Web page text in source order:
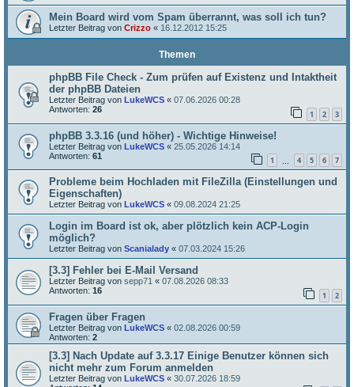
Mein Board wird vom Spam überrannt, was soll ich tun?
Letzter Beitrag von Crizzo « 16.12.2012 15:25
Themen
phpBB File Check - Zum prüfen auf Existenz und Intaktheit
der phpBB Dateien
Letzter Beitrag von LukeWCS « 07.06.2026 00:28
Antworten: 26 1 2 3
phpBB 3.3.16 (und höher) - Wichtige Hinweise!
Letzter Beitrag von LukeWCS « 25.05.2026 14:14
Antworten: 61 1 4 5 6 7
Probleme beim Hochladen mit FileZilla (Einstellungen und
Eigenschaften)
Letzter Beitrag von LukeWCS « 09.08.2024 21:25
Login im Board ist ok, aber plötzlich kein ACP-Login
möglich?
Letzter Beitrag von Scanialady « 07.03.2024 15:26
[3.3] Fehler bei E-Mail Versand
Letzter Beitrag von sepp71 « 07.08.2026 08:33
Antworten: 16 1 2
Fragen über Fragen
Letzter Beitrag von LukeWCS « 02.08.2026 00:59
Antworten: 2
[3.3] Nach Update auf 3.3.17 Einige Benutzer können sich
nicht mehr zum Forum anmelden
Letzter Beitrag von LukeWCS « 30.07.2026 18:59